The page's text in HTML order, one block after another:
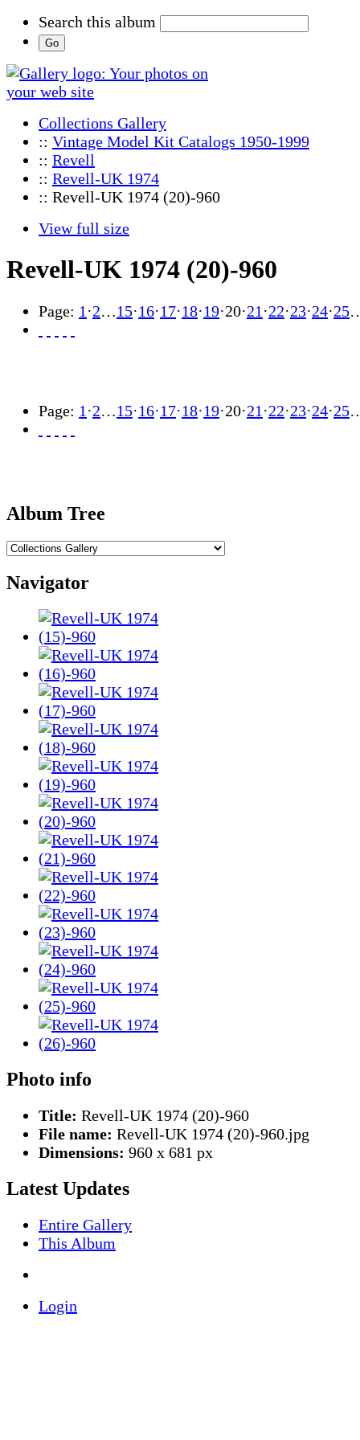
Search this album
Collections Gallery
:: Vintage Model Kit Catalogs 1950-1999
:: Revell
:: Revell-UK 1974
:: Revell-UK 1974 (20)-960
View full size
Revell-UK 1974 (20)-960
Page: 1 ·2…15·16·17·18·19·20·21 ·22·23·24·25
Page: 1 ·2…15·16·17·18·19·20·21 ·22·23·24·25
Album Tree
Navigator
Photo info
Title: Revell-UK 1974 (20)-960
File name: Revell-UK 1974 (20)-960.jpg
Dimensions: 960 x 681 px
Latest Updates
Entire Gallery
This Album
Login